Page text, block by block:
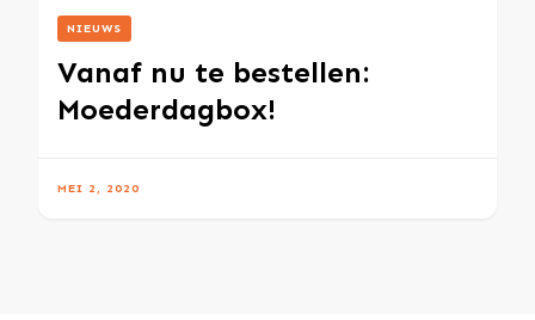
NIEUWS
Vanaf nu te bestellen:
Moederdagbox!
MEI 2, 2020